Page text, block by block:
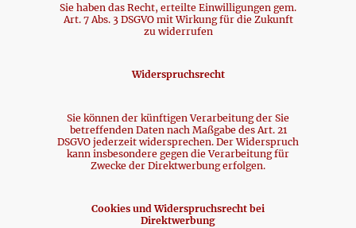
Sie haben das Recht, erteilte Einwilligungen gem.
Art. 7 Abs. 3 DSGVO mit Wirkung für die Zukunft
zu widerrufen
Widerspruchsrecht
Sie können der künftigen Verarbeitung der Sie
betreffenden Daten nach Maßgabe des Art. 21
DSGVO jederzeit widersprechen. Der Widerspruch
kann insbesondere gegen die Verarbeitung für
Zwecke der Direktwerbung erfolgen.
Cookies und Widerspruchsrecht bei
Direktwerbung